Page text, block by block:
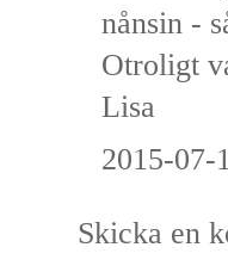
nånsin -
Otroligt
Lisa
2015-07-
Skicka en